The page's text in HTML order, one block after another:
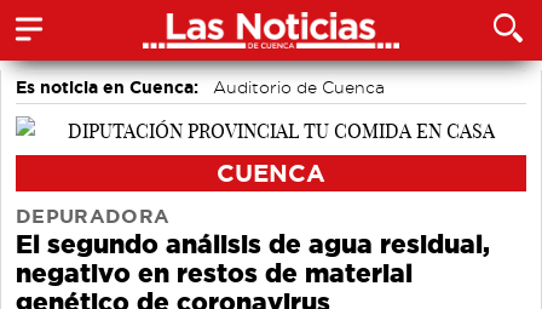
Es noticia en Cuenca: Auditorio de Cuenca
CUENCA
DEPURADORA
El segundo análisis de agua residual,
negativo en restos de material
genético de coronavirus